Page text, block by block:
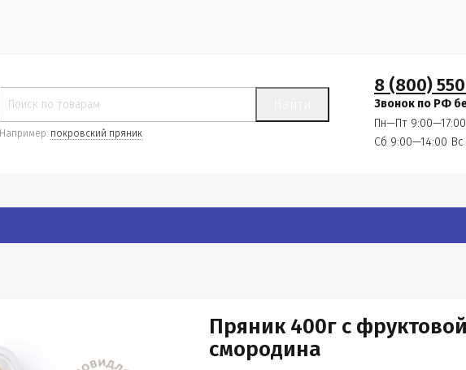
Например: покровский пряник
8 (800)
Звонок по РФ
Пн—Пт 9:00—17:00
Сб 9:00—14:00
Пряник 400г с
смородина